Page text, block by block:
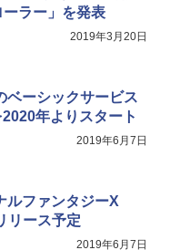
ーラー」を発表
2019年3月20日
ベーシックサービス
年よりスタート
2019年6月7日
ルファンタジーX
リース予定
2019年6月7日